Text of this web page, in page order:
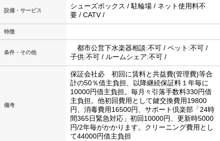
設備・サービス
シューズボックス / 駐輪場 / ネット使用料不
要 / CATV /
特徴
条件・その他
都市公営下水楽器相談:不可 / ペット:不可 /
子供:不可 / ルームシェア:不可 /
備考
保証会社必 初回に賃料と共益費(管理費)等合
計の50％借主負担、以降継続保証料１年毎に
10000円借主負担。毎月々引落手数料330円借
主負担。他初回費用として鍵交換費用19800
円、消毒費用16500円、サポート倶楽部「24時
間365日緊急対応」初回10000円、更新時5000
円/2年毎がかかります。クリーニング費用とし
て44000円借主負担